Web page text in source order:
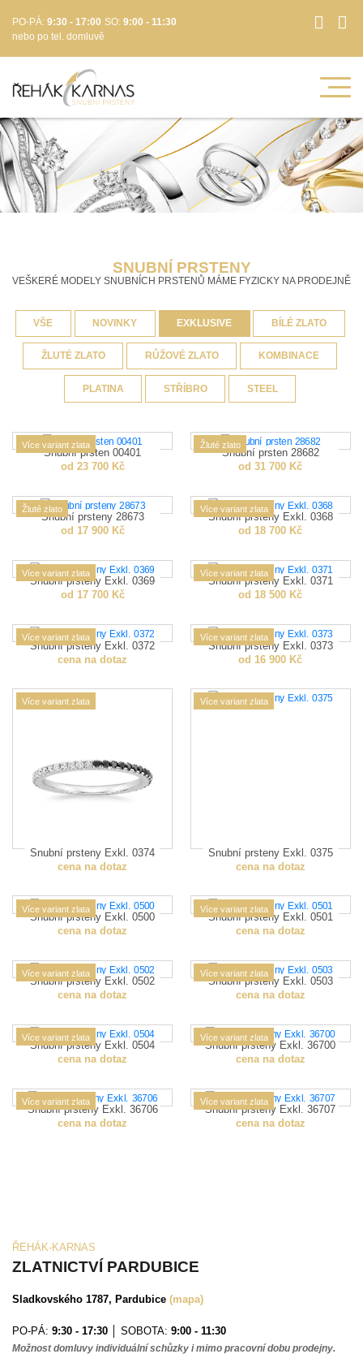
PO-PÁ: 9:30 - 17:00 SO: 9:00 - 11:30
nebo po tel. domluvě
SNUBNÍ PRSTENY
VEŠKERÉ MODELY SNUBNÍCH PRSTENŮ MÁME FYZICKY NA PRODEJNĚ
VŠE NOVINKY EXKLUSIVE BÍLÉ ZLATO
ŽLUTÉ ZLATO RŮŽOVÉ ZLATO KOMBINACE
PLATINA STŘÍBRO STEEL
Snubní prsten 00401
od 23 700 Kč
Více variant zlata
Snubní prsten 28682
od 31 700 Kč
Žluté zlato
Snubní prsteny 28673
od 17 900 Kč
Žluté zlato
Snubní prsteny Exkl. 0368
od 18 700 Kč
Více variant zlata
Snubní prsteny Exkl. 0369
od 17 700 Kč
Více variant zlata
Snubní prsteny Exkl. 0371
od 18 500 Kč
Více variant zlata
Snubní prsteny Exkl. 0372
cena na dotaz
Více variant zlata
Snubní prsteny Exkl. 0373
od 16 900 Kč
Více variant zlata
Snubní prsteny Exkl. 0374
cena na dotaz
Více variant zlata
Snubní prsteny Exkl. 0375
cena na dotaz
Více variant zlata
Snubní prsteny Exkl. 0500
cena na dotaz
Více variant zlata
Snubní prsteny Exkl. 0501
cena na dotaz
Více variant zlata
Snubní prsteny Exkl. 0502
cena na dotaz
Více variant zlata
Snubní prsteny Exkl. 0503
cena na dotaz
Více variant zlata
Snubní prsteny Exkl. 0504
cena na dotaz
Více variant zlata
Snubní prsteny Exkl. 36700
cena na dotaz
Více variant zlata
Snubní prsteny Exkl. 36706
cena na dotaz
Více variant zlata
Snubní prsteny Exkl. 36707
cena na dotaz
Více variant zlata
ŘEHÁK-KARNAS
ZLATNICTVÍ PARDUBICE
Sladkovského 1787, Pardubice (mapa)
PO-PÁ: 9:30 - 17:30 │ SOBOTA: 9:00 - 11:30
Možnost domluvy individuální schůzky i mimo pracovní dobu prodejny.